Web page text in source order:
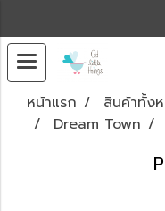
หน้าแรก สินค้าทั้ง
Dream Town